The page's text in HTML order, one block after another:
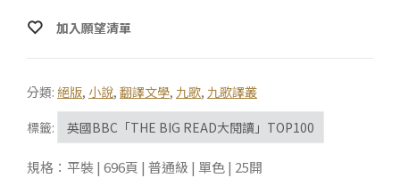
加入願望清單
分類: 絕版, 小說, 翻譯文學, 九歌, 九歌譯叢
標籤:
英國BBC「THE BIG READ大閱讀」TOP100
規格：平裝 | 696頁 | 普通級 | 單色 | 25開